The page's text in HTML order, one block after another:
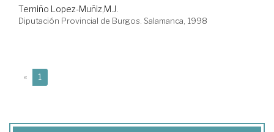
Temiño Lopez-Muñiz,M.J.
Diputación Provincial de Burgos. Salamanca, 1998
« 1